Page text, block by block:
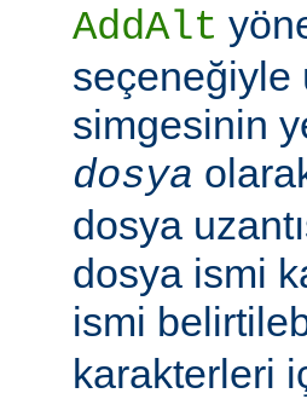
AddAlt
seçeneğiyle
simgesinin
dosya
dosya
dosya ismi
ismi
karakterleri